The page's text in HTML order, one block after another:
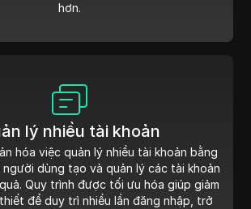
hơn.
lý nhiều tài khoản
hóa việc quản lý nhiều tài khoản bằng
dùng tạo và quản lý các tài khoản
Quy trình được tối ưu hóa giúp giảm
để duy trì nhiều lần đăng nhập, trở